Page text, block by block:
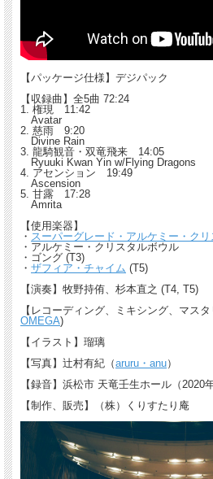
【パッケージ仕様】デジパック
【収録曲】全5曲 72:24
1. 権現 11:42
Avatar
2. 慈雨 9:20
Divine Rain
3. 龍騎観音・双竜飛来 14:05
Ryuuki Kwan Yin w/Flying Dragons
4. アセンション 19:49
Ascension
5. 甘露 17:28
Amrita
【使用楽器】
・ スーパーグレード・アルケミー・ク
・アルケミー・クリスタルボウル
・ゴング (T3)
・ ザフィア・チャイム (T5)
【演奏】牧野持侑、杉本直之 (T4, T5)
【レコーディング、ミキシング、マス
OMEGA)
【イラスト】瑠璃
【写真】辻村有紀（aruru・anu）
【録音】浜松市 天竜壬生ホール（2020
【制作、販売】（株）くりすたり庵